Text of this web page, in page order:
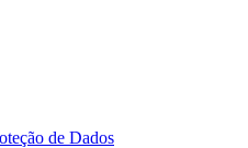
de Dados